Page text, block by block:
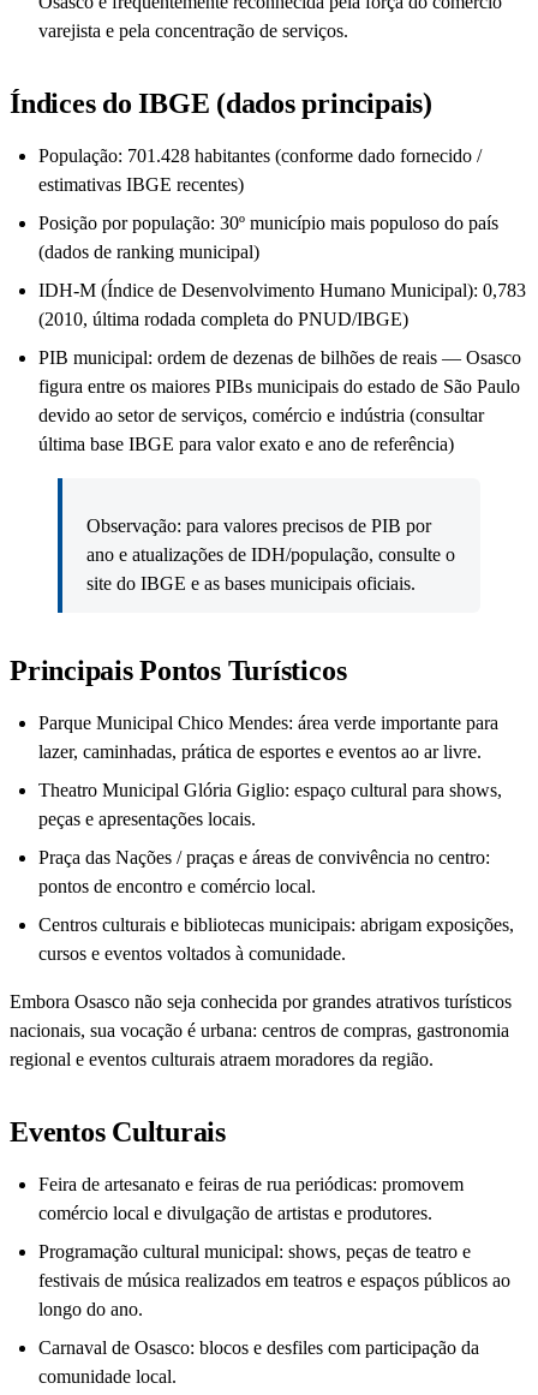
varejista e pela concentração de serviços.
Índices do IBGE (dados principais)
População: 701.428 habitantes (conforme dado fornecido /
estimativas IBGE recentes)
Posição por população: 30º município mais populoso do país
(dados de ranking municipal)
IDH-M (Índice de Desenvolvimento Humano Municipal): 0,783
(2010, última rodada completa do PNUD/IBGE)
PIB municipal: ordem de dezenas de bilhões de reais — Osasco
figura entre os maiores PIBs municipais do estado de São Paulo
devido ao setor de serviços, comércio e indústria (consultar
última base IBGE para valor exato e ano de referência)
Observação: para valores precisos de PIB por
ano e atualizações de IDH/população, consulte o
site do IBGE e as bases municipais oficiais.
Principais Pontos Turísticos
Parque Municipal Chico Mendes: área verde importante para
lazer, caminhadas, prática de esportes e eventos ao ar livre.
Theatro Municipal Glória Giglio: espaço cultural para shows,
peças e apresentações locais.
Praça das Nações / praças e áreas de convivência no centro:
pontos de encontro e comércio local.
Centros culturais e bibliotecas municipais: abrigam exposições,
cursos e eventos voltados à comunidade.
Embora Osasco não seja conhecida por grandes atrativos turísticos
nacionais, sua vocação é urbana: centros de compras, gastronomia
regional e eventos culturais atraem moradores da região.
Eventos Culturais
Feira de artesanato e feiras de rua periódicas: promovem
comércio local e divulgação de artistas e produtores.
Programação cultural municipal: shows, peças de teatro e
festivais de música realizados em teatros e espaços públicos ao
longo do ano.
Carnaval de Osasco: blocos e desfiles com participação da
comunidade local.